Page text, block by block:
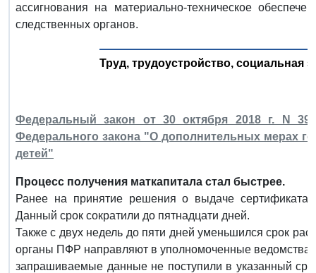
ассигнования на материально-техническое
следственных органов.
Труд, трудоустройство, социальная
Федеральный закон от 30 октября 2018 г. N
Федерального закона "О дополнительных мерах
детей"
Процесс получения маткапитала стал быстрее.
Ранее на принятие решения о выдаче сертификата
Данный срок сократили до пятнадцати дней.
Также с двух недель до пяти дней уменьшился срок
органы ПФР направляют в уполномоченные ведомства
запрашиваемые данные не поступили в указанный